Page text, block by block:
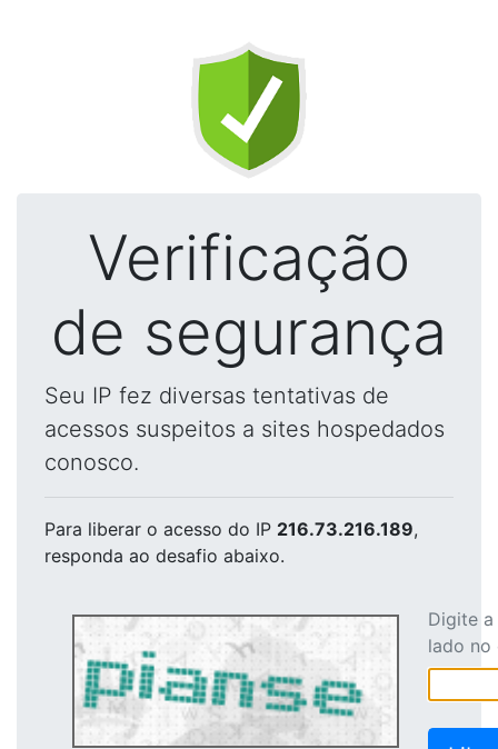
Verificação
de segurança
Seu IP fez diversas tentativas de
acessos suspeitos a sites hospedados
conosco.
Para liberar o acesso do IP 216.73.216.189,
responda ao desafio abaixo.
Digite
lado no